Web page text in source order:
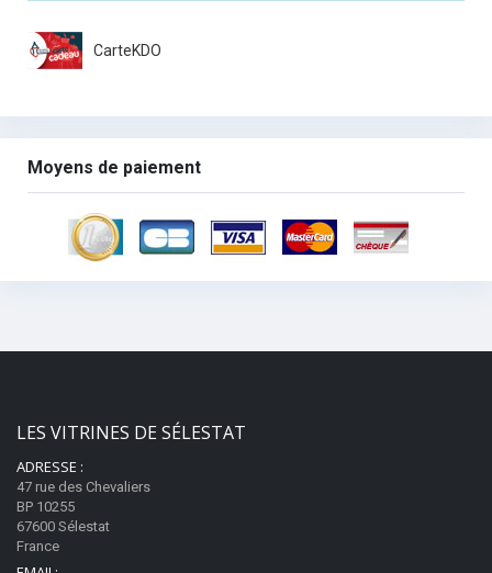
CarteKDO
Moyens de paiement
LES VITRINES DE SÉLESTAT
ADRESSE :
47 rue des Chevaliers
BP 10255
67600 Sélestat
France